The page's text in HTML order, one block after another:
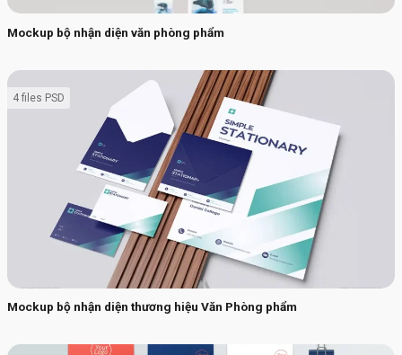
Mockup bộ nhận diện văn phòng phẩm
Mockup bộ nhận diện thương hiệu Văn Phòng phẩm
4 files PSD